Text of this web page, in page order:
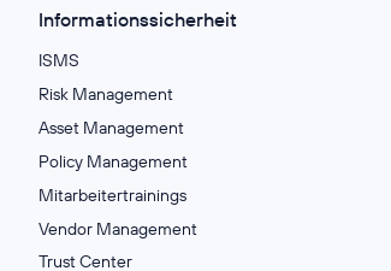
Informationssicherheit
ISMS
Risk Management
Asset Management
Policy Management
Mitarbeitertrainings
Vendor Management
Trust Center